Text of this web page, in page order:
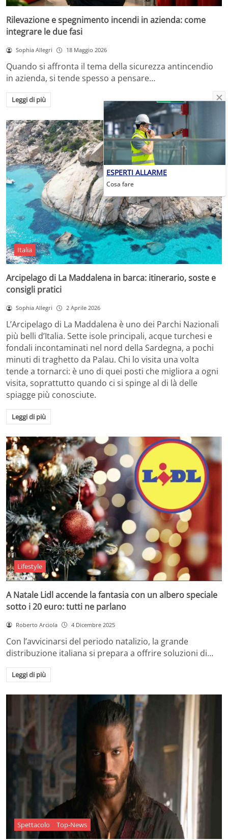
Rilevazione e spegnimento incendi in azienda: come
integrare le due fasi
Sophia Allegri 18 Maggio 2026
Quando si affronta il tema della sicurezza antincendio
in azienda, si tende spesso a pensare…
Leggi di più
Italia
Arcipelago di La Maddalena in barca: itinerario, soste e
consigli pratici
Sophia Allegri 2 Aprile 2026
L’Arcipelago di La Maddalena è uno dei Parchi Nazionali
più belli d’Italia. Sette isole principali, acque turchesi e
fondali incontaminati nel nord della Sardegna, a pochi
minuti di traghetto da Palau. Chi lo visita una volta
tende a tornarci: è uno di quei posti che migliora a ogni
visita, soprattutto quando ci si spinge al di là delle
spiagge più conosciute.
Leggi di più
Lifestyle
A Natale Lidl accende la fantasia con un albero speciale
sotto i 20 euro: tutti ne parlano
Roberto Arciola 4 Dicembre 2025
Con l’avvicinarsi del periodo natalizio, la grande
distribuzione italiana si prepara a offrire soluzioni di…
Leggi di più
Spettacolo Top-News
ESPERTI ALLARME
Cosa fare